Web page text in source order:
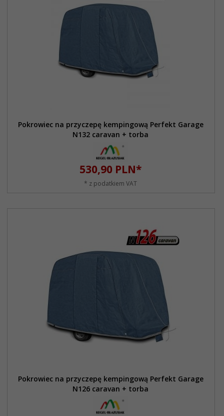
Pokrowiec na przyczepę kempingową Perfekt Garage
N132 caravan + torba
530,90 PLN*
* z podatkiem VAT
Pokrowiec na przyczepę kempingową Perfekt Garage
N126 caravan + torba